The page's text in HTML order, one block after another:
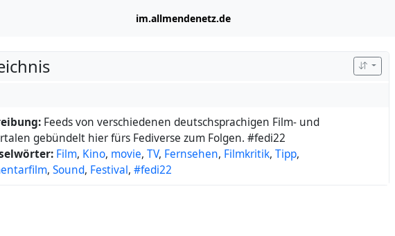
im.allmendenetz.de
Feeds von verschiedenen deutschsprachigen Film- und
gebündelt hier fürs Fediverse zum Folgen. #fedi22
Film, Kino, movie, TV, Fernsehen, Filmkritik, Tipp,
, Sound, Festival, #fedi22